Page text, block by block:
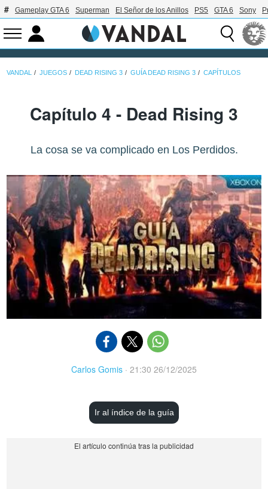
Gameplay GTA 6 Superman El Señor de los Anillos PS5 GTA 6 Sony
VANDAL JUEGOS DEAD RISING 3 GUÍA DEAD RISING 3 CAPÍTULOS
Capítulo 4 - Dead Rising 3
La cosa se va complicado en Los Perdidos.
Carlos Gomis · 21:30 26/12/2025
Ir al índice de la guía